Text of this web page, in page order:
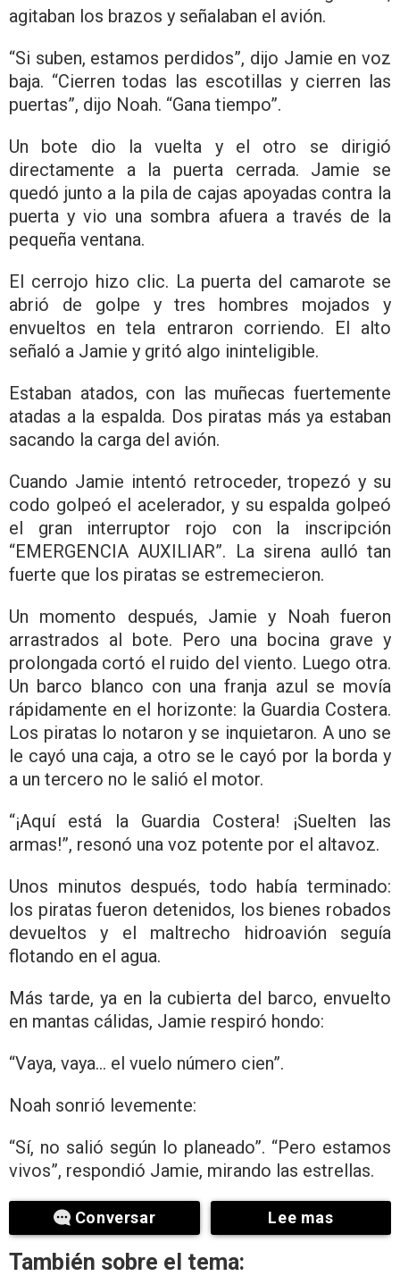
agitaban los brazos y señalaban el avión.
“Si suben, estamos perdidos”, dijo Jamie en voz
baja. “Cierren todas las escotillas y cierren las
puertas”, dijo Noah. “Gana tiempo”.
Un bote dio la vuelta y el otro se dirigió
directamente a la puerta cerrada. Jamie se
quedó junto a la pila de cajas apoyadas contra la
puerta y vio una sombra afuera a través de la
pequeña ventana.
El cerrojo hizo clic. La puerta del camarote se
abrió de golpe y tres hombres mojados y
envueltos en tela entraron corriendo. El alto
señaló a Jamie y gritó algo ininteligible.
Estaban atados, con las muñecas fuertemente
atadas a la espalda. Dos piratas más ya estaban
sacando la carga del avión.
Cuando Jamie intentó retroceder, tropezó y su
codo golpeó el acelerador, y su espalda golpeó
el gran interruptor rojo con la inscripción
“EMERGENCIA AUXILIAR”. La sirena aulló tan
fuerte que los piratas se estremecieron.
Un momento después, Jamie y Noah fueron
arrastrados al bote. Pero una bocina grave y
prolongada cortó el ruido del viento. Luego otra.
Un barco blanco con una franja azul se movía
rápidamente en el horizonte: la Guardia Costera.
Los piratas lo notaron y se inquietaron. A uno se
le cayó una caja, a otro se le cayó por la borda y
a un tercero no le salió el motor.
“¡Aquí está la Guardia Costera! ¡Suelten las
armas!”, resonó una voz potente por el altavoz.
Unos minutos después, todo había terminado:
los piratas fueron detenidos, los bienes robados
devueltos y el maltrecho hidroavión seguía
flotando en el agua.
Más tarde, ya en la cubierta del barco, envuelto
en mantas cálidas, Jamie respiró hondo:
“Vaya, vaya… el vuelo número cien”.
Noah sonrió levemente:
“Sí, no salió según lo planeado”. “Pero estamos
vivos”, respondió Jamie, mirando las estrellas.
Conversar Lee mas
También sobre el tema: